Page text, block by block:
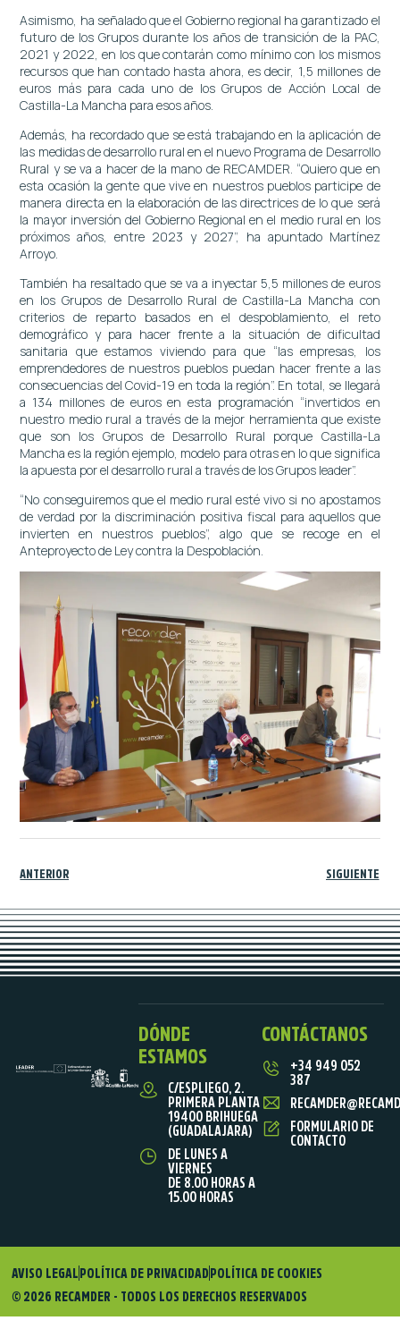
Asimismo, ha señalado que el Gobierno regional ha garantizado el
futuro de los Grupos durante los años de transición de la PAC,
2021 y 2022, en los que contarán como mínimo con los mismos
recursos que han contado hasta ahora, es decir, 1,5 millones de
euros más para cada uno de los Grupos de Acción Local de
Castilla-La Mancha para esos años.
Además, ha recordado que se está trabajando en la aplicación de
las medidas de desarrollo rural en el nuevo Programa de Desarrollo
Rural y se va a hacer de la mano de RECAMDER. “Quiero que en
esta ocasión la gente que vive en nuestros pueblos participe de
manera directa en la elaboración de las directrices de lo que será
la mayor inversión del Gobierno Regional en el medio rural en los
próximos años, entre 2023 y 2027”, ha apuntado Martínez
Arroyo.
También ha resaltado que se va a inyectar 5,5 millones de euros
en los Grupos de Desarrollo Rural de Castilla-La Mancha con
criterios de reparto basados en el despoblamiento, el reto
demográfico y para hacer frente a la situación de dificultad
sanitaria que estamos viviendo para que “las empresas, los
emprendedores de nuestros pueblos puedan hacer frente a las
consecuencias del Covid-19 en toda la región”. En total, se llegará
a 134 millones de euros en esta programación “invertidos en
nuestro medio rural a través de la mejor herramienta que existe
que son los Grupos de Desarrollo Rural porque Castilla-La
Mancha es la región ejemplo, modelo para otras en lo que significa
la apuesta por el desarrollo rural a través de los Grupos leader”.
“No conseguiremos que el medio rural esté vivo si no apostamos
de verdad por la discriminación positiva fiscal para aquellos que
invierten en nuestros pueblos”, algo que se recoge en el
Anteproyecto de Ley contra la Despoblación.
ANTERIOR SIGUIENTE
DÓNDE
ESTAMOS
C/ESPLIEGO, 2.
PRIMERA PLANTA
19400 BRIHUEGA
(GUADALAJARA)
DE LUNES A
VIERNES
DE 8.00 HORAS A
15.00 HORAS
CONTÁCTANOS
+34 949 052
387
FORMULARIO DE
CONTACTO
© 2026 RECAMDER - TODOS LOS DERECHOS RESERVADOS
AVISO LEGAL POLÍTICA DE PRIVACIDAD POLÍTICA DE COOKIES